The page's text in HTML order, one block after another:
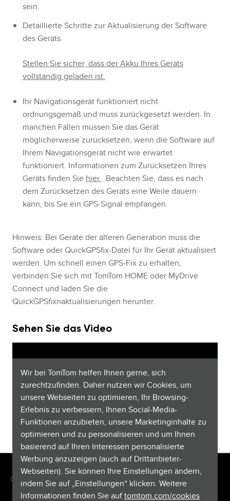
Wir bei TomTom helfen Ihnen gerne, sich
zurechtzufinden. Daher nutzen wir Cookies, um
unsere Webseiten zu optimieren, Ihr Browsing-
Erlebnis zu verbessern, Ihnen Social-Media-
Funktionen anzubieten, unsere Marketinginhalte zu
optimieren und zu personalisieren und um Ihnen
basierend auf Ihren Interessen personalisierte
Werbung anzuzeigen (auch auf Drittanbieter-
Webseiten). Sie können Ihre Einstellungen ändern,
indem Sie auf „Einstellungen“ klicken. Weitere
Informationen finden Sie auftomtom.com/cookies
sein.
Detaillierte Schritte zur Aktualisierung der Software
des Geräts.
Stellen Sie sicher, dass der Akku Ihres Geräts
vollständig geladen ist.
Ihr Navigationsgerät funktioniert nicht
ordnungsgemäß und muss zurückgesetzt werden. In
manchen Fällen müssen Sie das Gerät
möglicherweise zurücksetzen, wenn die Software auf
Ihrem Navigationsgerät nicht wie erwartet
funktioniert. Informationen zum Zurücksetzen Ihres
Geräts finden Sie hier . Beachten Sie, dass es nach
dem Zurücksetzen des Geräts eine Weile dauern
kann, bis Sie ein GPS-Signal empfangen.
Hinweis: Bei Geräte der älteren Generation muss die
Software oder QuickGPSfix-Datei für Ihr Gerät aktualisiert
werden. Um schnell einen GPS-Fix zu erhalten,
verbinden Sie sich mit TomTom HOME oder MyDrive
Connect und laden Sie die
QuickGPSfixnaktualisierungen herunter.
Sehen Sie das Video
Copyright © 2026 TomTom International BV. All rights reserved.